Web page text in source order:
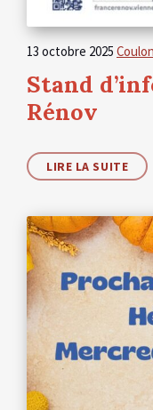
13 octobre 2025
Stand
Rénov
LIRE LA SUITE